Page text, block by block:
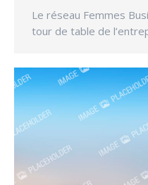
Le réseau Femmes
tour de table de